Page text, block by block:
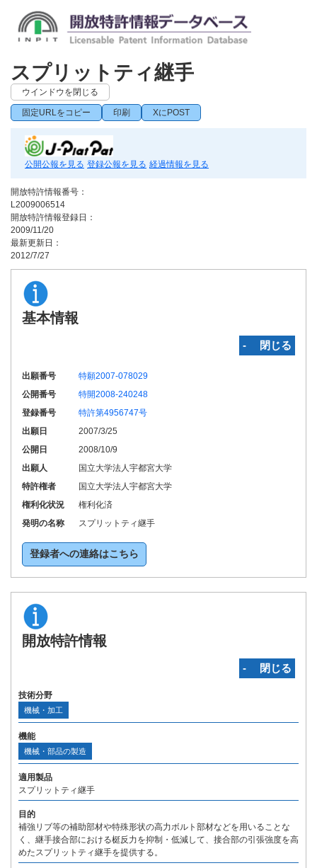
スプリットティ継手
ウインドウを閉じる
固定URLをコピー 印刷 XにPOST
公開公報を見る 登録公報を見る 経過情報を見る
開放特許情報番号：
L2009006514
開放特許情報登録日：
2009/11/20
最新更新日：
2012/7/27
基本情報
‐ 閉じる
出願番号
特願2007-078029
公開番号
特開2008-240248
登録番号
特許第4956747号
出願日
2007/3/25
公開日
2008/10/9
出願人
国立大学法人宇都宮大学
特許権者
国立大学法人宇都宮大学
権利化状況
権利化済
発明の名称
スプリットティ継手
登録者への連絡はこちら
開放特許情報
‐ 閉じる
技術分野
機械・加工
機能
機械・部品の製造
適用製品
スプリットティ継手
目的
補強リブ等の補助部材や特殊形状の高力ボルト部材などを用いることな
く、継手接合部における梃反力を抑制・低減して、接合部の引張強度を高
めたスプリットティ継手を提供する。